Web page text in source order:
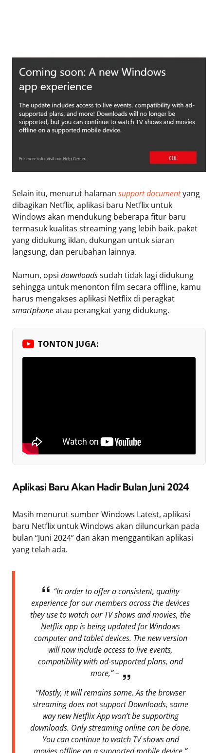
Selain itu, menurut halaman support documentyang
dibagikan Netflix, aplikasi baru Netflix untuk
Windows akan mendukung beberapa fitur baru
termasuk kualitas streaming yang lebih baik, paket
yang didukung iklan, dukungan untuk siaran
langsung, dan perubahan lainnya.
Namun, opsi downloadssudah tidak lagi didukung
sehingga untuk menonton film secara offline, kamu
harus mengakses aplikasi Netflix di peragkat
smartphoneatau perangkat yang didukung.
TONTON JUGA:
Aplikasi Baru Akan Hadir Bulan Juni 2024
Masih menurut sumber Windows Latest, aplikasi
baru Netflix untuk Windows akan diluncurkan pada
bulan “Juni 2024” dan akan menggantikan aplikasi
yang telah ada.
“In order to offer a consistent, quality
experience for our members across the devices
they use to watch our TV shows and movies, the
Netflix app is being updated for Windows
computer and tablet devices. The new version
will now include access to live events,
compatibility with ad-supported plans, and
more,”–
“Mostly, it will remains same. As the browser
streaming does not support Downloads, same
way new Netflix App won’t be supporting
downloads. Only streaming online can be done.
You can continue to watch TV shows and